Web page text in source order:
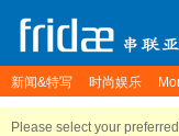
新闻&特写 时尚娱乐
Please select your